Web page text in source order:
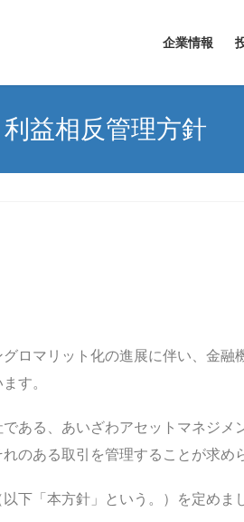
企業情報
利益相反管理方針
ロマリット化の進展に伴い、金
す。
ある、あいざわアセットマネジ
のある取引を管理することが求め
下「本方針」という。）を定めま